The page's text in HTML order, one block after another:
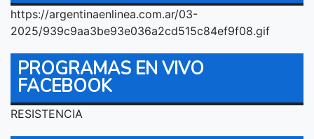
https://argentinaenlinea.com.ar/03-
2025/939c9aa3be93e036a2cd515c84ef9f08.gif
PROGRAMAS EN VIVO
FACEBOOK
RESISTENCIA